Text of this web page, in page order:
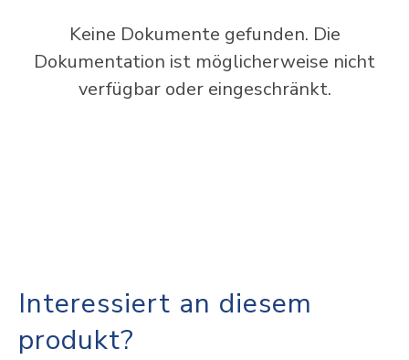
Keine Dokumente gefunden. Die
Dokumentation ist möglicherweise nicht
verfügbar oder eingeschränkt.
Interessiert an diesem
produkt?